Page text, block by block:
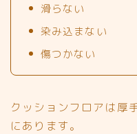
滑らない
染み込まない
傷つかない
クッションフロアは厚
にあります。